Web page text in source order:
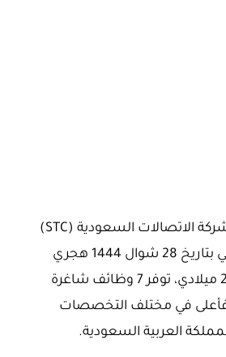
اليوم، سأنشر إعلان شركة الاتصالات السعودية (STC)
عبر موقعها الإلكتروني بتاريخ 28 شوال 1444 هجري
الموافق 18 ماي 2023 ميلادي، توفر 7 وظائف شاغرة
فأعلى في مختلف التخصصات
العربية السعودية.